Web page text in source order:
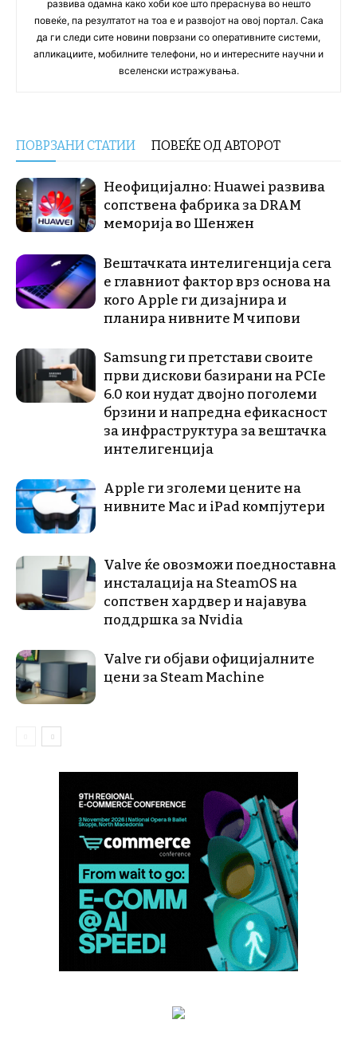
развива одамна како хоби кое што прераснува во нешто
повеќе, па резултатот на тоа е и развојот на овој портал. Сака
да ги следи сите новини поврзани со оперативните системи,
апликациите, мобилните телефони, но и интересните научни и
вселенски истражувања.
ПОВРЗАНИ СТАТИИ ПОВЕЌЕ ОД АВТОРОТ
Неофицијално: Huawei развива
сопствена фабрика за DRAM
меморија во Шенжен
Вештачката интелигенција сега
е главниот фактор врз основа на
кого Apple ги дизајнира и
планира нивните М чипови
Samsung ги претстави своите
први дискови базирани на PCIe
6.0 кои нудат двојно поголеми
брзини и напредна ефикасност
за инфраструктура за вештачка
интелигенција
Apple ги зголеми цените на
нивните Mac и iPad компјутери
Valve ќе овозможи поедноставна
инсталација на SteamOS на
сопствен хардвер и најавува
поддршка за Nvidia
Valve ги објави официјалните
цени за Steam Machine